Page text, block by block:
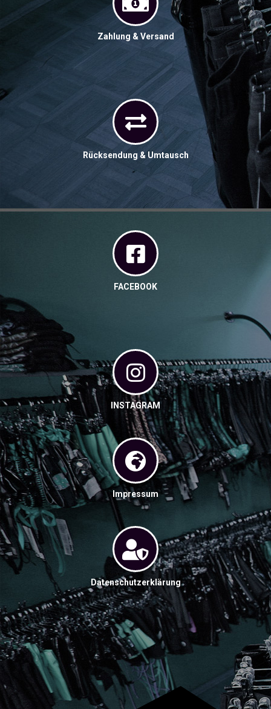
Zahlung & Versand
Rücksendung & Umtausch
FACEBOOK
INSTAGRAM
Impressum
Datenschutzerklärung